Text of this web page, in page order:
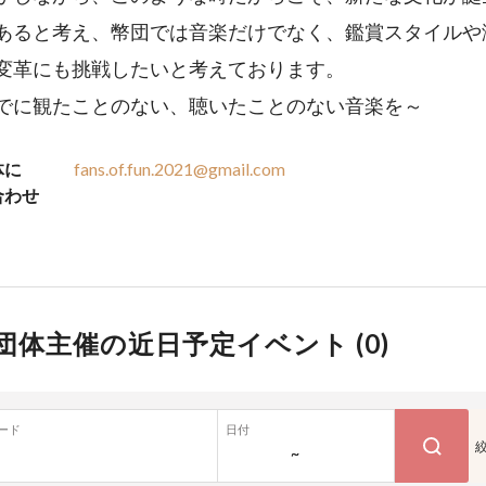
ると考え、幣団では音楽だけでなく、鑑賞スタイルや
革にも挑戦したいと考えております。
に観たことのない、聴いたことのない音楽を～
に
わせ
fans.of.fun.2021@gmail.com
体主催の近日予定イベント (0)
ド 日付
~